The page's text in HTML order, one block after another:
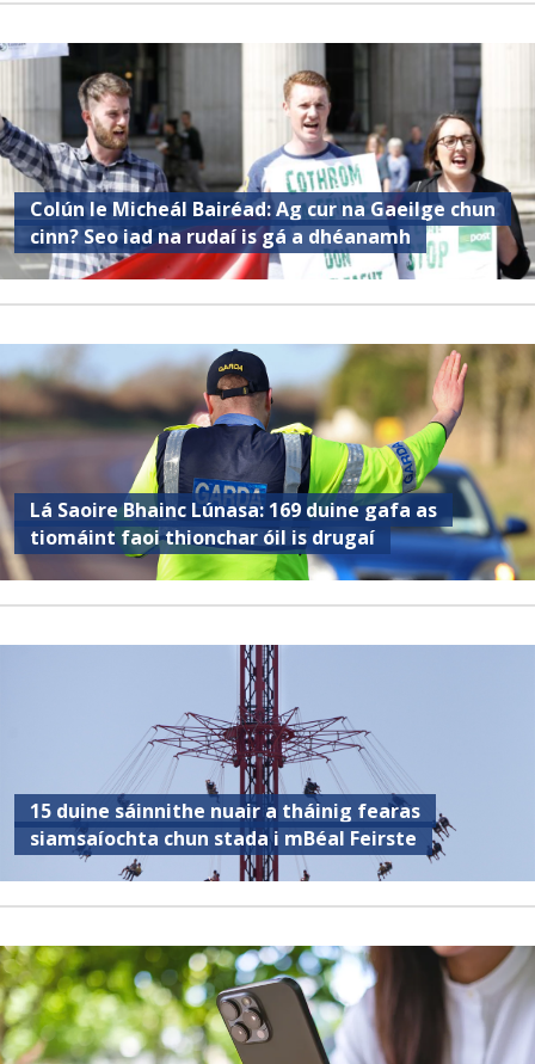
Colún le Micheál Bairéad: Ag cur na Gaeilge chun
cinn? Seo iad na rudaí is gá a dhéanamh
Lá Saoire Bhainc Lúnasa: 169 duine gafa as
tiomáint faoi thionchar óil is drugaí
15 duine sáinnithe nuair a tháinig fearas
siamsaíochta chun stada i mBéal Feirste